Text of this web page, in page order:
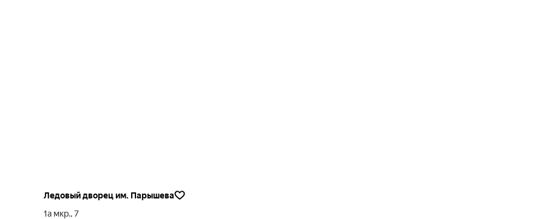
Ледовый дворец им. Парышева
1a мкр., 7